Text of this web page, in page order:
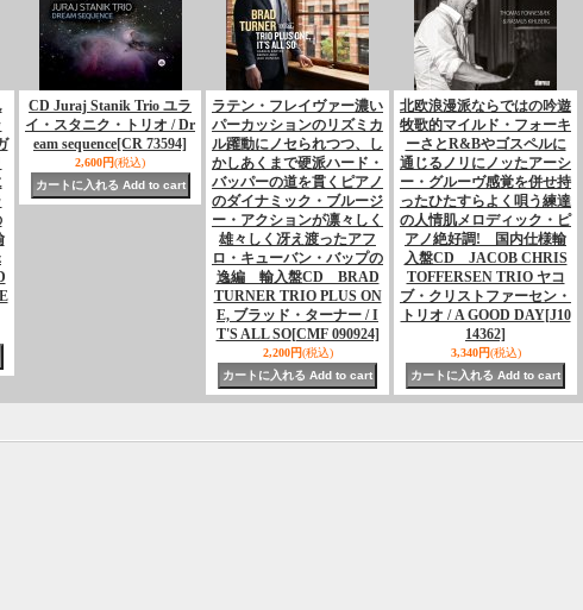
CD Juraj Stanik Trio ユラ
イ・スタニク・トリオ / Dr
eam sequence[CR 73594]
2,600円(税込)
ラテン・フレイヴァー濃い
パーカッションのリズミカ
ル躍動にノセられつつ、し
かしあくまで硬派ハード・
バッパーの道を貫くピアノ
のダイナミック・ブルージ
ー・アクションが凛々しく
雄々しく冴え渡ったアフ
ロ・キューバン・バップの
逸編 輸入盤CD BRAD
TURNER TRIO PLUS ON
E, ブラッド・ターナー / I
T'S ALL SO[CMF 090924]
2,200円(税込)
北欧浪漫派ならではの吟遊
牧歌的マイルド・フォーキ
ーさとR&Bやゴスペルに
通じるノリにノッたアーシ
ー・グルーヴ感覚を併せ持
ったひたすらよく唄う練達
の人情肌メロディック・ピ
アノ絶好調! 国内仕様輸
入盤CD JACOB CHRIS
TOFFERSEN TRIO ヤコ
ブ・クリストファーセン・
トリオ / A GOOD DAY[J10
14362]
3,340円(税込)